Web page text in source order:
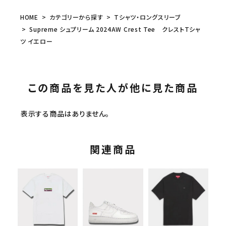
HOME カテゴリーから探す
Tシャツ・ロングスリーブ
Supreme シュプリーム 2024AW Crest Tee クレストTシャ
ツ イエロー
この商品を見た人が他に見た商品
表示する商品はありません。
関連商品